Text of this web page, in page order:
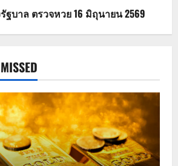
บาล ตรวจหวย 16 มิถุนายน 2569